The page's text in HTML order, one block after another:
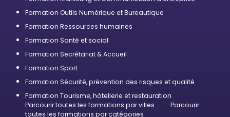
Formation Outils Numérique et Bureautique
Formation Ressources humaines
Formation Santé et social
Formation Secrétariat & Accueil
Formation Sport
Formation Sécurité, prévention des risques et qualité
Formation Tourisme, hôtellerie et restauration
Parcourir toutes les formations par villes
Parcourir
toutes les formations par catégories